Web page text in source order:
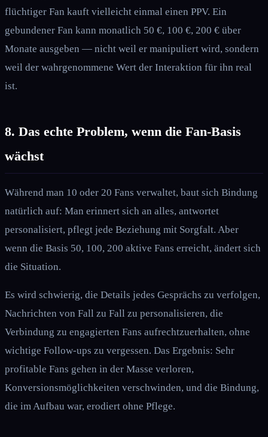
flüchtiger Fan kauft vielleicht einmal einen PPV. Ein
gebundener Fan kann monatlich 50 €, 100 €, 200 € über
Monate ausgeben — nicht weil er manipuliert wird, sondern
weil der wahrgenommene Wert der Interaktion für ihn real
ist.
8. Das echte Problem, wenn die Fan-Basis
wächst
Während man 10 oder 20 Fans verwaltet, baut sich Bindung
natürlich auf: Man erinnert sich an alles, antwortet
personalisiert, pflegt jede Beziehung mit Sorgfalt. Aber
wenn die Basis 50, 100, 200 aktive Fans erreicht, ändert sich
die Situation.
Es wird schwierig, die Details jedes Gesprächs zu verfolgen,
Nachrichten von Fall zu Fall zu personalisieren, die
Verbindung zu engagierten Fans aufrechtzuerhalten, ohne
wichtige Follow-ups zu vergessen. Das Ergebnis: Sehr
profitable Fans gehen in der Masse verloren,
Konversionsmöglichkeiten verschwinden, und die Bindung,
die im Aufbau war, erodiert ohne Pflege.